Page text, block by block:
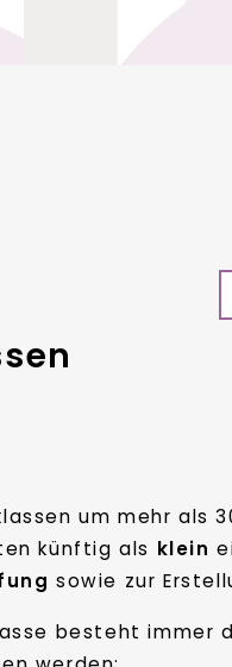
um mehr als
künftig als klein
sowie zur
besteht immer